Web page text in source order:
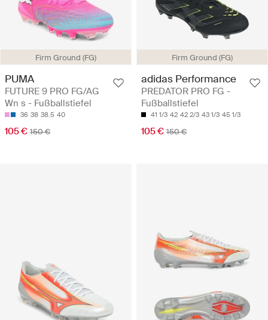
Firm Ground (FG)
PUMA
FUTURE 9 PRO FG/AG
Wn s - Fußballstiefel
36 38 38.5 40
105 € 150 €
Firm Ground (FG)
adidas Performance
PREDATOR PRO FG -
Fußballstiefel
41 1/3 42 42 2/3 43 1/3 45 1/3
105 € 150 €